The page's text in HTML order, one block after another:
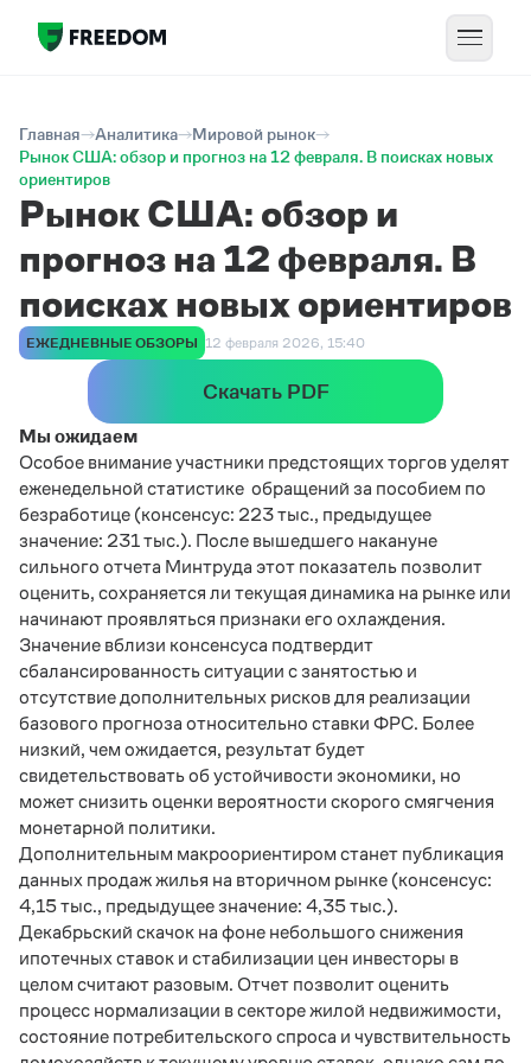
Главная Аналитика
Мировой рынок
Рынок США: обзор и прогноз на 12 февраля. В поисках новых
ориентиров
Рынок США: обзор и
прогноз на 12 февраля. В
поисках новых ориентиров
ЕЖЕДНЕВНЫЕ ОБЗОРЫ 12 февраля 2026, 15:40
Скачать PDF
Мы ожидаем
Особое внимание участники предстоящих торгов уделят
еженедельной статистике обращений за пособием по
безработице (консенсус: 223 тыс., предыдущее
значение: 231 тыс.). После вышедшего накануне
сильного отчета Минтруда этот показатель позволит
оценить, сохраняется ли текущая динамика на рынке или
начинают проявляться признаки его охлаждения.
Значение вблизи консенсуса подтвердит
сбалансированность ситуации с занятостью и
отсутствие дополнительных рисков для реализации
базового прогноза относительно ставки ФРС. Более
низкий, чем ожидается, результат будет
свидетельствовать об устойчивости экономики, но
может снизить оценки вероятности скорого смягчения
монетарной политики.
Дополнительным макроориентиром станет публикация
данных продаж жилья на вторичном рынке (консенсус:
4,15 тыс., предыдущее значение: 4,35 тыс.).
Декабрьский скачок на фоне небольшого снижения
ипотечных ставок и стабилизации цен инвесторы в
целом считают разовым. Отчет позволит оценить
процесс нормализации в секторе жилой недвижимости,
состояние потребительского спроса и чувствительность